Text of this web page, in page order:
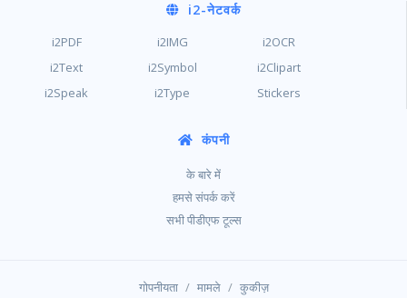
i2-नेटवर्क
i2PDF i2IMG
i2OCR
i2Text
i2Symbol
i2Clipart
i2Speak
i2Type Stickers
कंपनी
के बारे में
हमसे संपर्क करें
सभी पीडीएफ टूल्स
गोपनीयता / मामले / कुकीज़